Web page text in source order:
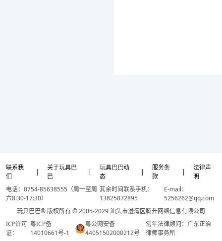
联系我
们
|
关于玩具巴
巴
|
玩具巴巴动
态
|
服务条
款
|
法律声
明
电话：0754-85638555（周一至周
六8:30-17:30）
其余时间联系手机：
13825872895
E-mail：
5256262@qq.com
玩具巴巴® 版权所有 © 2005-2029 汕头市澄海区腾升网络信息有限公司
ICP许可
证：
粤ICP备
14010661号-1
粤公网安备
44051502000212号
常年法律顾问：广东正治
律师事务所